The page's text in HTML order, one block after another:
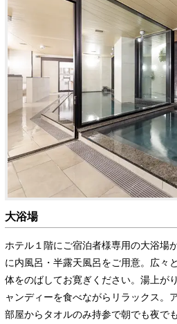
大浴場
ホテル１階にご宿泊者様専用の大浴場
に内風呂・半露天風呂をご用意。広々
体をのばしてお寛ぎください。湯上が
ャンディーを食べながらリラックス。
部屋からタオルのみ持参で朝でも夜で